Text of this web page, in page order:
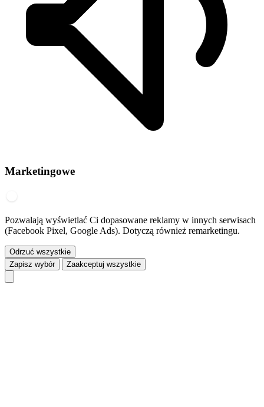
Marketingowe
Pozwalają wyświetlać Ci dopasowane reklamy w innych serwisach
(Facebook Pixel, Google Ads). Dotyczą również remarketingu.
Odrzuć wszystkie
Zapisz wybór
Zaakceptuj wszystkie